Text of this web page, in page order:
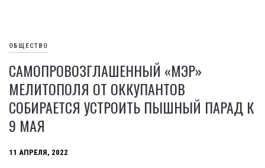
ОБЩЕСТВО
САМОПРОВОЗГЛАШЕННЫЙ «МЭР»
МЕЛИТОПОЛЯ ОТ ОККУПАНТОВ
СОБИРАЕТСЯ УСТРОИТЬ ПЫШНЫЙ ПАРАД К
9 МАЯ
11 АПРЕЛЯ, 2022